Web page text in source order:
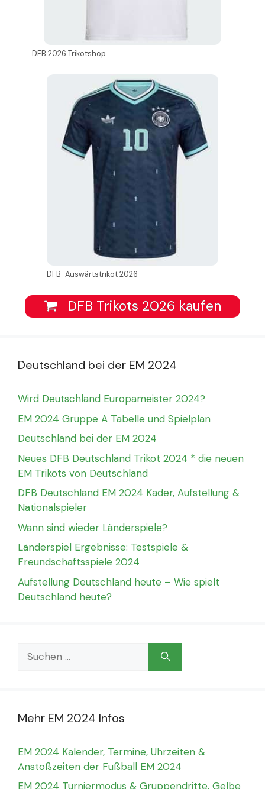
DFB 2026 Trikotshop
DFB-Auswärtstrikot 2026
DFB Trikots 2026 kaufen
Deutschland bei der EM 2024
Wird Deutschland Europameister 2024?
EM 2024 Gruppe A Tabelle und Spielplan
Deutschland bei der EM 2024
Neues DFB Deutschland Trikot 2024 * die neuen
EM Trikots von Deutschland
DFB Deutschland EM 2024 Kader, Aufstellung &
Nationalspieler
Wann sind wieder Länderspiele?
Länderspiel Ergebnisse: Testspiele &
Freundschaftsspiele 2024
Aufstellung Deutschland heute – Wie spielt
Deutschland heute?
Suchen
nach:
Mehr EM 2024 Infos
EM 2024 Kalender, Termine, Uhrzeiten &
Anstoßzeiten der Fußball EM 2024
EM 2024 Turniermodus & Gruppendritte, Gelbe